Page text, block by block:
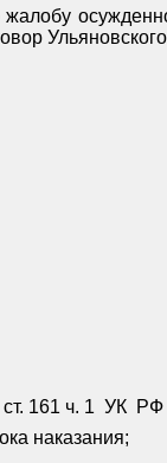
161 ч. 1 УК РФ
наказания;